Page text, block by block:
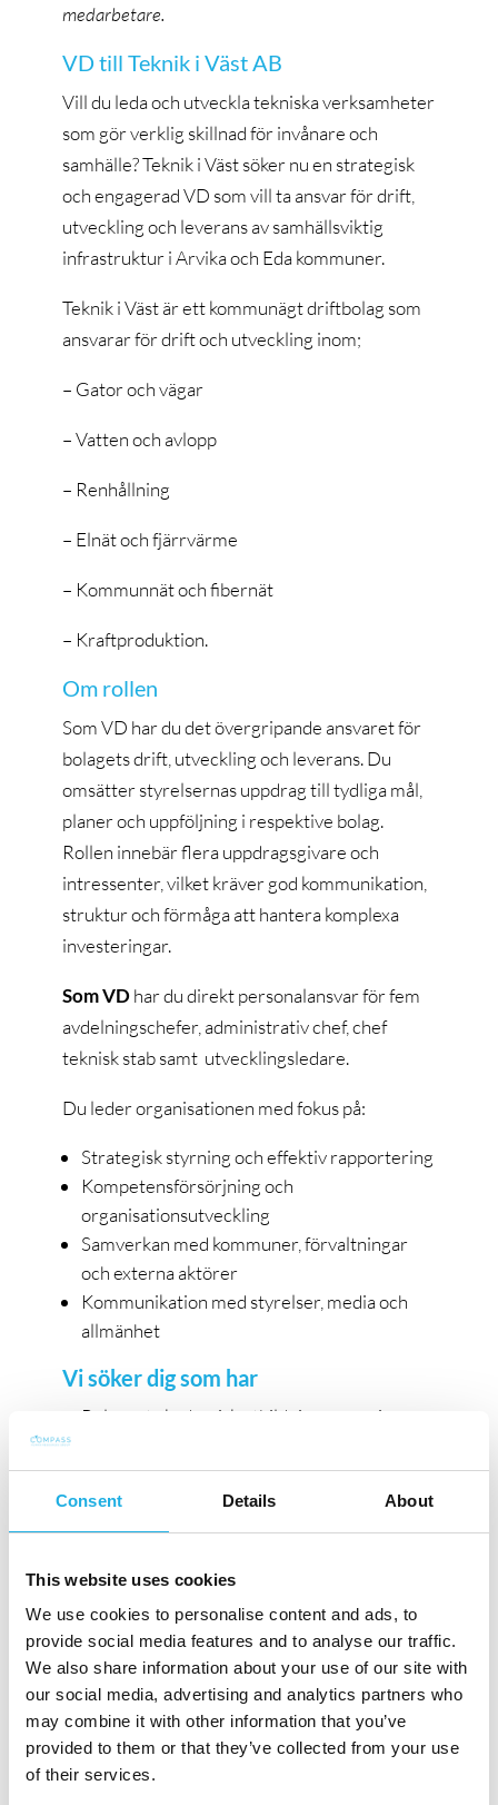
Consent Details About
This website uses cookies
We use cookies to personalise content and ads, to
provide social media features and to analyse our traffic.
We also share information about your use of our site with
our social media, advertising and analytics partners who
may combine it with other information that you’ve
provided to them or that they’ve collected from your use
of their services.
medarbetare.
VD till Teknik i Väst AB
Vill du leda och utveckla tekniska verksamheter
som gör verklig skillnad för invånare och
samhälle? Teknik i Väst söker nu en strategisk
och engagerad VD som vill ta ansvar för drift,
utveckling och leverans av samhällsviktig
infrastruktur i Arvika och Eda kommuner.
Teknik i Väst är ett kommunägt driftbolag som
ansvarar för drift och utveckling inom;
– Gator och vägar
– Vatten och avlopp
– Renhållning
– Elnät och fjärrvärme
– Kommunnät och fibernät
– Kraftproduktion.
Om rollen
Som VD har du det övergripande ansvaret för
bolagets drift, utveckling och leverans. Du
omsätter styrelsernas uppdrag till tydliga mål,
planer och uppföljning i respektive bolag.
Rollen innebär flera uppdragsgivare och
intressenter, vilket kräver god kommunikation,
struktur och förmåga att hantera komplexa
investeringar.
Som VDhar du direkt personalansvar för fem
avdelningschefer, administrativ chef, chef
teknisk stab samt utvecklingsledare.
Du leder organisationen med fokus på:
Strategisk styrning och effektiv rapportering
Kompetensförsörjning och
organisationsutveckling
Samverkan med kommuner, förvaltningar
och externa aktörer
Kommunikation med styrelser, media och
allmänhet
Vi söker dig som har
Relevant akademisk utbildning, gärna inom
erfarenhet som bedöms likvärdig.
Erfarenhet av indirekt ledarskap (linjechef
och chef över chefer inklusive rekrytering
Förståelse för arbete i en politiskt styrd
verksamhet och arbete gentemot
förtroendevalda.
Dokumenterad erfarenhet av
förändringsledning
God förståelse för budgetprocess och andra
ekonomiska frågor samt relevanta regelverk